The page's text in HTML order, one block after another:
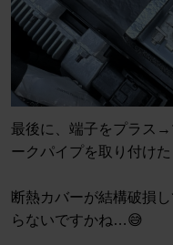
最後に、端子をプラス
ークパイプを取り付けた
断熱カバーが結構破損
らないですかね…😅